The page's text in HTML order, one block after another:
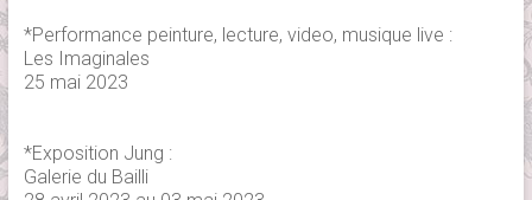
*Performance peinture, lecture, video, musique live :
Les Imaginales
25 mai 2023
*Exposition Jung :
Galerie du Bailli